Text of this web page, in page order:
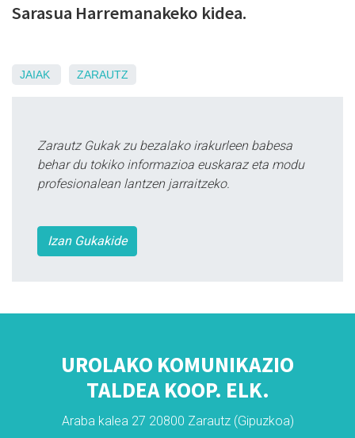
Sarasua Harremanakeko kidea.
JAIAK ZARAUTZ
Zarautz Gukak zu bezalako irakurleen babesa
behar du tokiko informazioa euskaraz eta modu
profesionalean lantzen jarraitzeko.
Izan Gukakide
UROLAKO KOMUNIKAZIO
TALDEA KOOP. ELK.
Araba kalea 27 20800 Zarautz (Gipuzkoa)